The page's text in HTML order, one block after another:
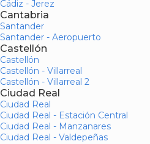
Cádiz - Jerez
Cantabria
Santander
Santander - Aeropuerto
Castellón
Castellón
Castellón - Villarreal
Castellón - Villarreal 2
Ciudad Real
Ciudad Real
Ciudad Real - Estación Central
Ciudad Real - Manzanares
Ciudad Real - Valdepeñas